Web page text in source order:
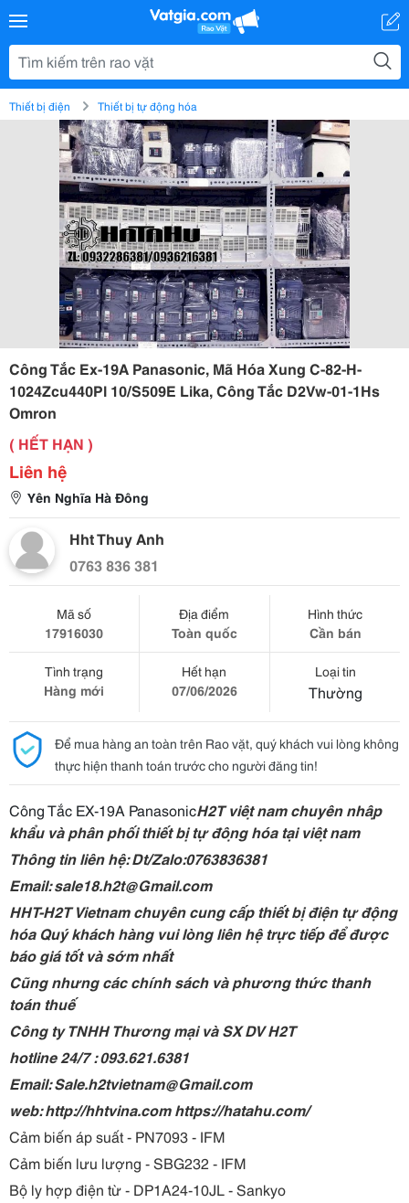
Thiết bị điện Thiết bị tự động hóa
Công Tắc Ex-19A Panasonic, Mã Hóa Xung C-82-H-
1024Zcu440Pl 10/S509E Lika, Công Tắc D2Vw-01-1Hs
Omron
( HẾT HẠN )
Liên hệ
Yên Nghĩa Hà Đông
Hht Thuy Anh
0763 836 381
Mã số
17916030
Địa điểm
Toàn quốc
Hình thức
Cần bán
Tình trạng
Hàng mới
Hết hạn
07/06/2026
Loại tin
Thường
Để mua hàng an toàn trên Rao vặt, quý khách vui lòng không
thực hiện thanh toán trước cho người đăng tin!
Công Tắc EX-19A PanasonicH2T việt nam chuyên nhập
khẩu và phân phối thiết bị tự động hóa tại việt nam
Thông tin liên hệ: Dt/Zalo:0763836381
Email: sale18.h2t@Gmail.com
HHT-H2T Vietnam chuyên cung cấp thiết bị điện tự động
hóa Quý khách hàng vui lòng liên hệ trực tiếp để được
báo giá tốt và sớm nhất
Cũng nhưng các chính sách và phương thức thanh
toán thuế
Công ty TNHH Thương mại và SX DV H2T
hotline 24/7 : 093.621.6381
Email: Sale.h2tvietnam@Gmail.com
web: http://hhtvina.com https://hatahu.com/
Cảm biến áp suất - PN7093 - IFM
Cảm biến lưu lượng - SBG232 - IFM
Bộ ly hợp điện từ - DP1A24-10JL - Sankyo